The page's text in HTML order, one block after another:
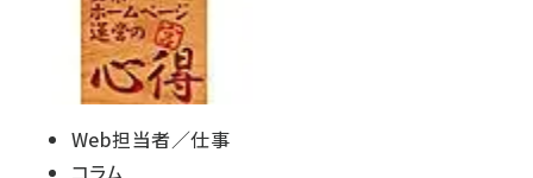
Web担当者／仕事
コラム